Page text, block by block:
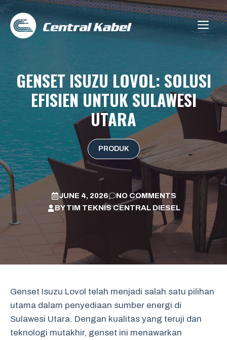
Skip
content
GENSET ISUZU LOVOL: SOLUSI
EFISIEN UNTUK SULAWESI
UTARA
PRODUK
JUNE 4, 2026
NO COMMENTS
BYTIM TEKNIS CENTRAL DIESEL
Genset Isuzu Lovol telah menjadi salah satu pilihan
utama dalam penyediaan sumber energi di
Sulawesi Utara. Dengan kualitas yang teruji dan
teknologi mutakhir, genset ini menawarkan